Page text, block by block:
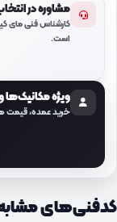
مشاوره در
کارشناس فنی مای
است.
ویژه
خرید عمده، قیمت
کدفنی‌های مشابه